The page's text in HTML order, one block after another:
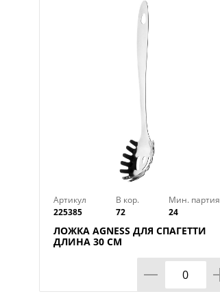
Артикул
225385
В кор.
72
Мин. партия
24
ЛОЖКА AGNESS ДЛЯ СПАГЕТТИ
ДЛИНА 30 СМ